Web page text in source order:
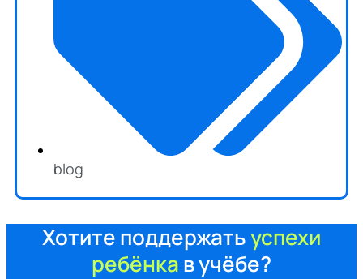
blog
Хотите поддержатьуспехи
ребёнкав учёбе?